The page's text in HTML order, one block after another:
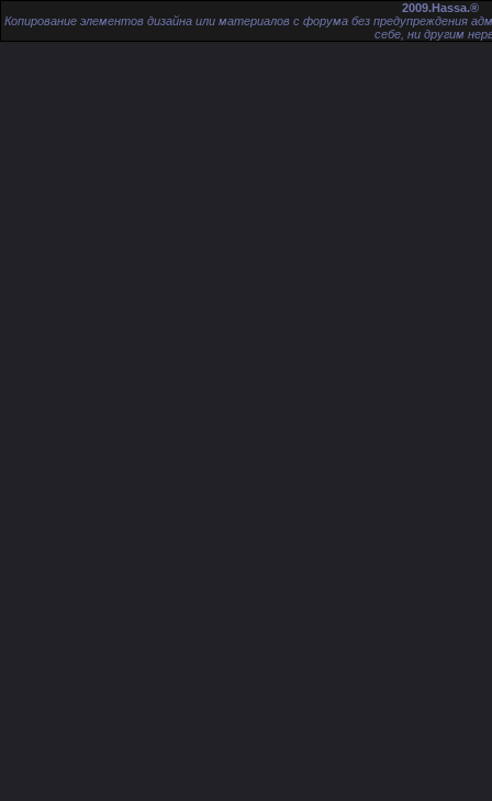
2009.Hassa.®
Копирование элементов дизайна или материалов с форума без предупреждения
себе, ни другим